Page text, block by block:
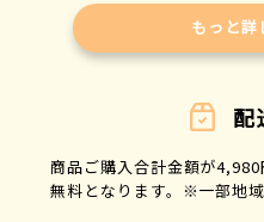
もっと詳
配
商品ご購入合計金額が
無料となります。※一部地